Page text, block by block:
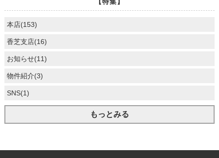
本店(153)
香芝支店(16)
お知らせ(11)
物件紹介(3)
SNS(1)
もっとみる